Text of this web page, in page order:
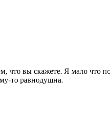
что вы скажете. Я мало
то равнодушна.